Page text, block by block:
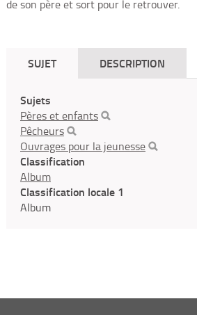
de son père et sort pour le retrouver.
SUJET DESCRIPTION
Sujets
Pères et enfants
Pêcheurs
Ouvrages pour la jeunesse
Classification
Album
Classification locale 1
Album